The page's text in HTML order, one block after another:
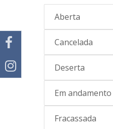
Aberta
Cancelada
Deserta
Em andamento
Fracassada